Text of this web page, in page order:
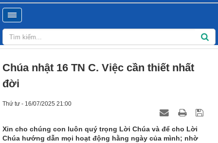
Chúa nhật 16 TN C. Việc cần thiết nhất
đời
Thứ tư - 16/07/2025 21:00
Xin cho chúng con luôn quý trọng Lời Chúa và để cho Lời
Chúa hướng dẫn mọi hoạt động hằng ngày của mình; nhờ